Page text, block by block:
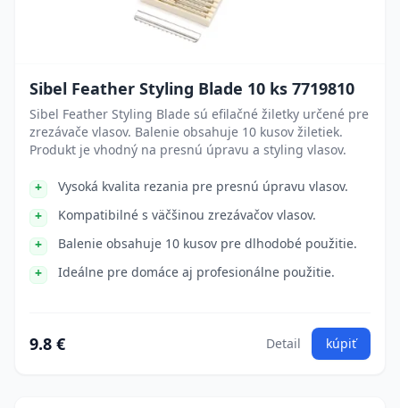
Sibel Feather Styling Blade 10 ks 7719810
Sibel Feather Styling Blade sú efilačné žiletky určené pre
zrezávače vlasov. Balenie obsahuje 10 kusov žiletiek.
Produkt je vhodný na presnú úpravu a styling vlasov.
Vysoká kvalita rezania pre presnú úpravu vlasov.
Kompatibilné s väčšinou zrezávačov vlasov.
Balenie obsahuje 10 kusov pre dlhodobé použitie.
Ideálne pre domáce aj profesionálne použitie.
9.8 € Detail kúpiť